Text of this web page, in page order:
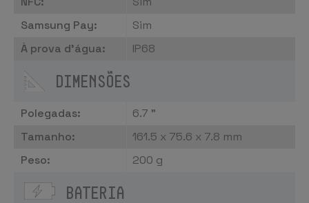
Samsung Pay:
Sim
À prova d'água:
IP68
DIMENSÕES
Polegadas:
6.7 "
Tamanho:
161.5 x 75.6 x 7.8 mm
Peso:
200 g
BATERIA